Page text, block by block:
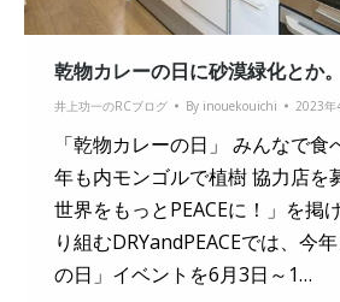
乾物カレーの日に砂漠緑化とか。
井上功一のRCブログ By inouekouichi 2023年
「乾物カレーの日」 みんなで食
年も内モンゴルで植樹 協力店を
世界をもっとPEACEに！」を掲
り組むDRYandPEACEでは、今
の日」イベントを6月3日～1…